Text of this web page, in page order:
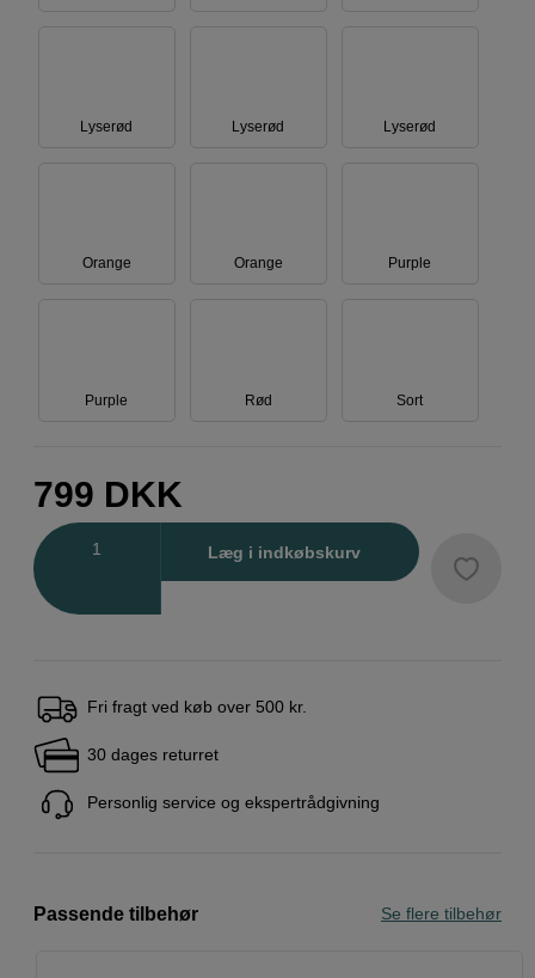
Lyserød Lyserød Lyserød
Orange Orange Purple
Purple Rød Sort
799 DKK
Læg i indkøbskurv
Fri fragt ved køb over 500 kr.
30 dages returret
Personlig service og ekspertrådgivning
Passende tilbehør Se flere tilbehør